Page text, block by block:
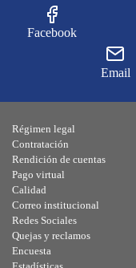
Facebook
Email
Régimen legal
Contratación
Rendición de cuentas
Pago virtual
Calidad
Correo institucional
Redes Sociales
Quejas y reclamos
Encuesta